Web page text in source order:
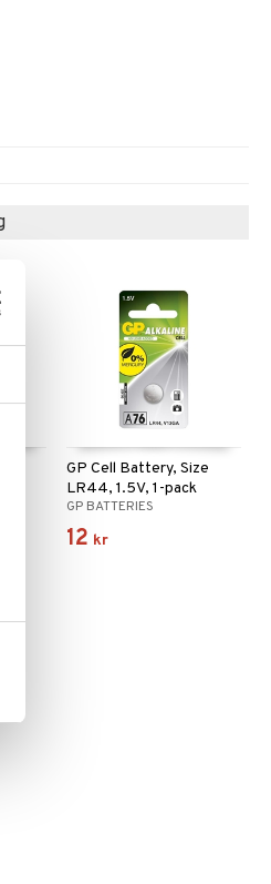
GP Cell Battery, Size
LR44, 1.5V, 1-pack
GP BATTERIES
12 kr